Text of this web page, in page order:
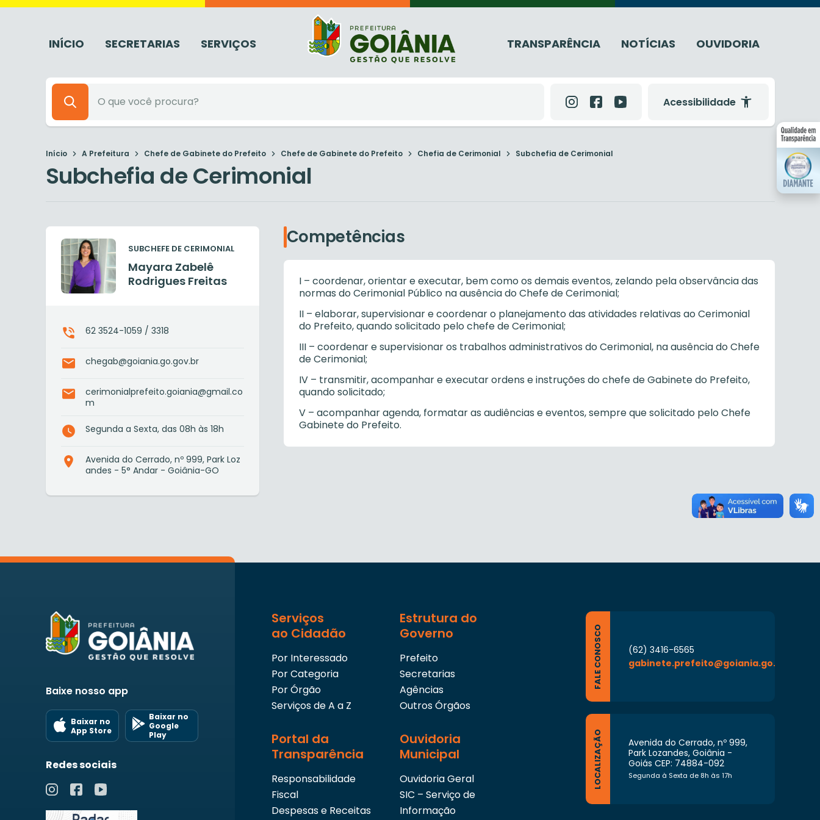
INÍCIO SECRETARIAS SERVIÇOS TRANSPARÊNCIA NOTÍCIAS OUVIDORIA
Acessibilidade
Início A Prefeitura Chefe de Gabinete do Prefeito Chefe de Gabinete do Prefeito Chefia de Cerimonial Subchefia de Cerimonial
Subchefia de Cerimonial
SUBCHEFE DE CERIMONIAL
Mayara Zabelê
Rodrigues Freitas
62 3524-1059 / 3318
chegab@goiania.go.gov.br
cerimonialprefeito.goiania@gmail.co
m
Segunda a Sexta, das 08h às 18h
Avenida do Cerrado, nº 999, Park Loz
andes - 5° Andar - Goiânia-GO
Competências
I – coordenar, orientar e executar, bem como os demais eventos, zelando pela observância das
normas do Cerimonial Público na ausência do Chefe de Cerimonial;
II – elaborar, supervisionar e coordenar o planejamento das atividades relativas ao Cerimonial
do Prefeito, quando solicitado pelo chefe de Cerimonial;
III – coordenar e supervisionar os trabalhos administrativos do Cerimonial, na ausência do Chefe
de Cerimonial;
IV – transmitir, acompanhar e executar ordens e instruções do chefe de Gabinete do Prefeito,
quando solicitado;
V – acompanhar agenda, formatar as audiências e eventos, sempre que solicitado pelo Chefe
Gabinete do Prefeito.
Baixe nosso app
Baixar no
App Store
Baixar no
Google
Play
Redes sociais
Serviços
ao Cidadão
Por Interessado
Por Categoria
Por Órgão
Serviços de A a Z
Estrutura do
Governo
Prefeito
Secretarias
Agências
Outros Órgãos
Portal da
Transparência
Responsabilidade
Fiscal
Despesas e Receitas
Ouvidoria
Municipal
Ouvidoria Geral
SIC – Serviço de
Informação
FALE CONOSCO
(62) 3416-6565
gabinete.prefeito@goiania.go.gov.br
LOCALIZAÇÃO
Avenida do Cerrado, nº 999,
Park Lozandes, Goiânia -
Goiás CEP: 74884-092
Segunda à Sexta de 8h às 17h